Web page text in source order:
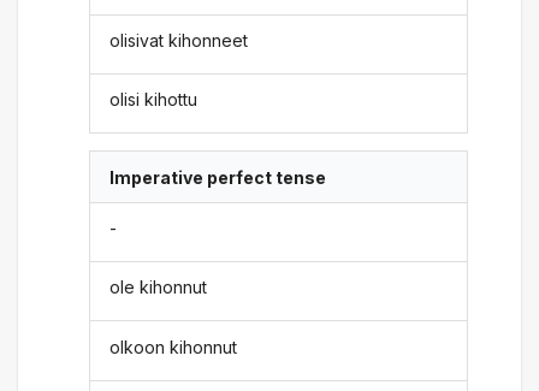
olisivat kihonneet
olisi kihottu
Imperative perfect tense
-
ole kihonnut
olkoon kihonnut